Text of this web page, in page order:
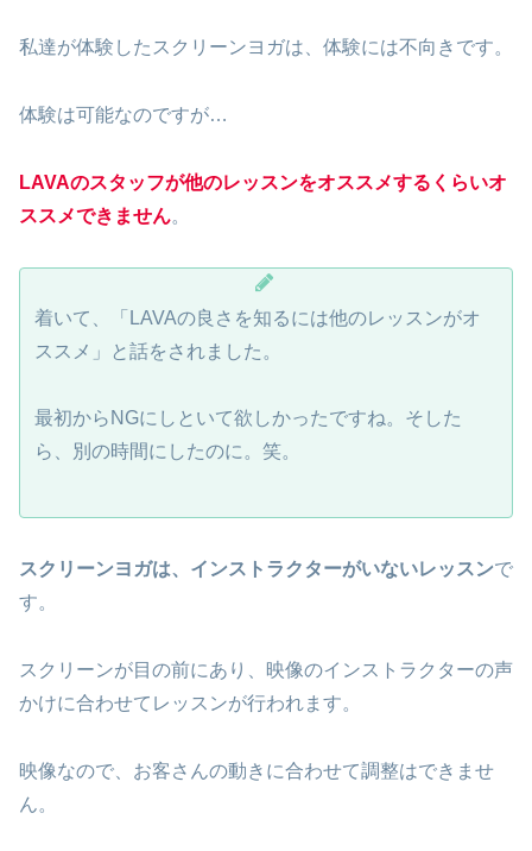
私達が体験したスクリーンヨガは、体験には不向きです。
体験は可能なのですが…
LAVAのスタッフが他のレッスンをオススメするくらいオ
ススメできません。
着いて、「LAVAの良さを知るには他のレッスンがオ
ススメ」と話をされました。
最初からNGにしといて欲しかったですね。そした
ら、別の時間にしたのに。笑。
スクリーンヨガは、インストラクターがいないレッスンで
す。
スクリーンが目の前にあり、映像のインストラクターの声
かけに合わせてレッスンが行われます。
映像なので、お客さんの動きに合わせて調整はできませ
ん。